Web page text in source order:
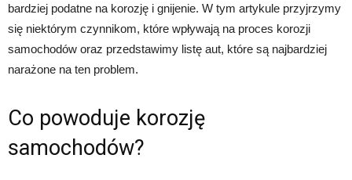
bardziej podatne na korozję i gnijenie. W tym artykule przyjrzymy
się niektórym czynnikom, które wpływają na proces korozji
samochodów oraz przedstawimy listę aut, które są najbardziej
narażone na ten problem.
Co powoduje korozję
samochodów?